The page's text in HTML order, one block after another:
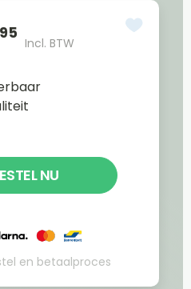
Incl. BTW
NU
en betaalproces